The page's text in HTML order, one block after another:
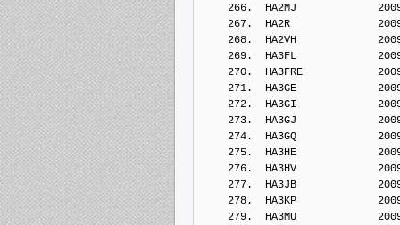
266.  HA2MJ
267.  HA2R
268.  HA2VH
269.  HA3FL
270.  HA3FRE
271.  HA3GE
272.  HA3GI
273.  HA3GJ
274.  HA3GQ
275.  HA3HE
276.  HA3HV
277.  HA3JB
278.  HA3KP
279.  HA3MU